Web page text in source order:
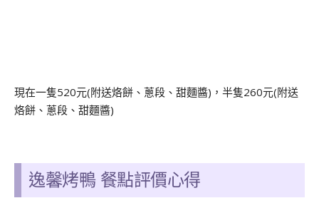
現在一隻520元(附送烙餅、蔥段、甜麵醬)，半隻260元(附送
烙餅、蔥段、甜麵醬)
逸馨烤鴨 餐點評價心得